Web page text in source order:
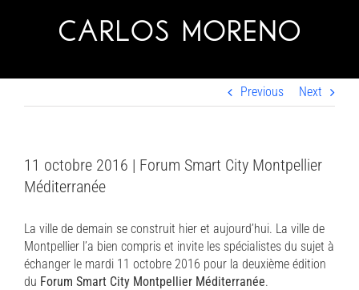
Previous Next
11 octobre 2016 | Forum Smart City Montpellier
Méditerranée
La ville de demain se construit hier et aujourd’hui. La ville de
Montpellier l’a bien compris et invite les spécialistes du sujet à
échanger le mardi 11 octobre 2016 pour la deuxième édition
du Forum Smart City Montpellier Méditerranée.